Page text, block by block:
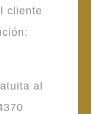
cliente
al